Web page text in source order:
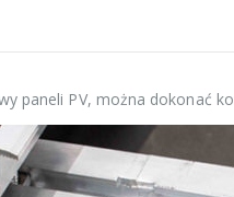
paneli PV, można dokonać